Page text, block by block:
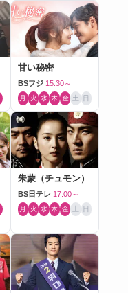
甘い秘密
BSフジ 15:30～
月 火 水 木 金 土 日
朱蒙（チュモン）
BS日テレ 17:00～
月 火 水 木 金 土 日